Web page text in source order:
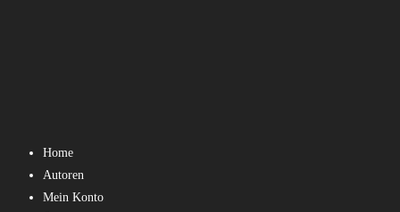
Home
Autoren
Mein Konto